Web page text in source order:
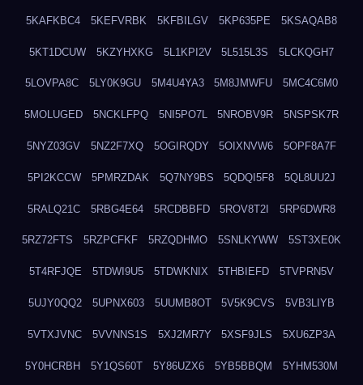
5KAFKBC4 5KEFVRBK 5KFBILGV 5KP635PE 5KSAQAB8
5KT1DCUW 5KZYHXKG 5L1KPI2V 5L515L3S 5LCKQGH7
5LOVPA8C 5LY0K9GU 5M4U4YA3 5M8JMWFU 5MC4C6M0
5MOLUGED 5NCKLFPQ 5NI5PO7L 5NROBV9R 5NSPSK7R
5NYZ03GV 5NZ2F7XQ 5OGIRQDY 5OIXNVW6 5OPF8A7F
5PI2KCCW 5PMRZDAK 5Q7NY9BS 5QDQI5F8 5QL8UU2J
5RALQ21C 5RBG4E64 5RCDBBFD 5ROV8T2I 5RP6DWR8
5RZ72FTS 5RZPCFKF 5RZQDHMO 5SNLKYWW 5ST3XE0K
5T4RFJQE 5TDWI9U5 5TDWKNIX 5THBIEFD 5TVPRN5V
5UJY0QQ2 5UPNX603 5UUMB8OT 5V5K9CVS 5VB3LIYB
5VTXJVNC 5VVNNS1S 5XJ2MR7Y 5XSF9JLS 5XU6ZP3A
5Y0HCRBH 5Y1QS60T 5Y86UZX6 5YB5BBQM 5YHM530M